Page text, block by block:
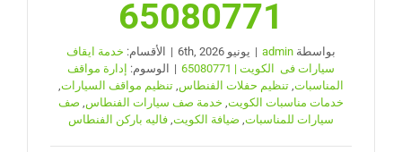
65080771
بواسطة admin
| يونيو 6th, 2026 | الأقسام: خدمة ايقاف
سيارات فى الكويت | 65080771
| الوسوم: إدارة مواقف
المناسبات, تنظيم حفلات الفنطاس, تنظيم مواقف السيارات,
خدمات مناسبات الكويت, خدمة صف سيارات الفنطاس, صف
سيارات للمناسبات, ضيافة الكويت, فاليه باركن الفنطاس